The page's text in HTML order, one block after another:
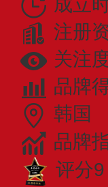
成立
注册
关注
品牌
韩国
品牌
评分9